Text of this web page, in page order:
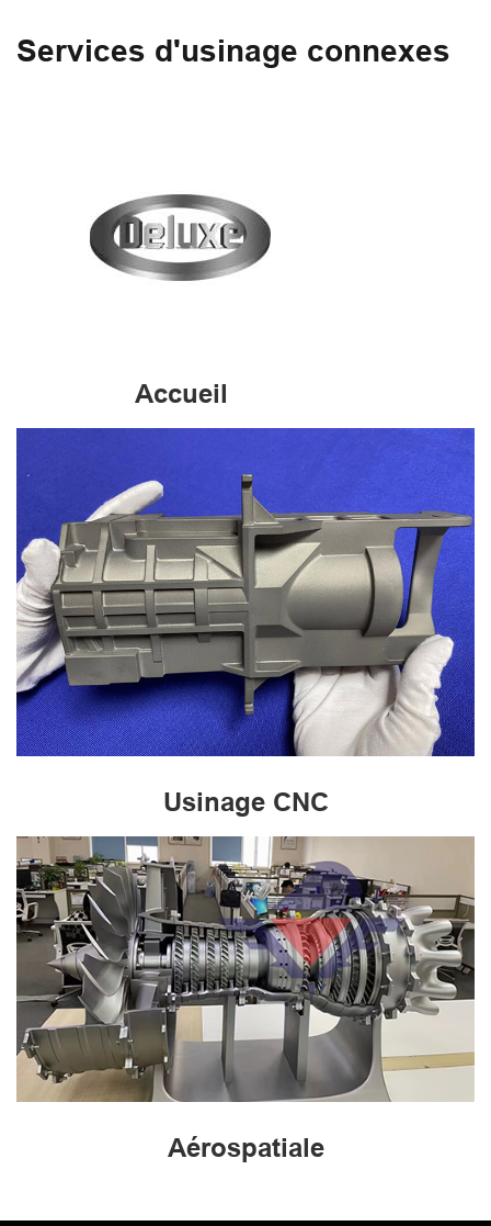
Services d'usinage connexes
Accueil
Usinage CNC
Aérospatiale